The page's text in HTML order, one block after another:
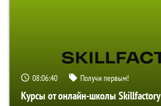
08:06:39 Получи первым!
Курсы от онлайн-школы Skillfactory